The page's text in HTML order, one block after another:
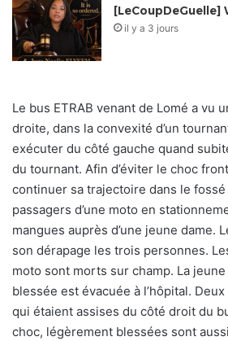
[LeCoupDeGuelle]
il y a 3 jours
Le bus ETRAB venant de Lomé a vu
droite, dans la convexité d’un
exécuter du côté gauche quand
du tournant. Afin d’éviter le choc
continuer sa trajectoire dans le
passagers d’une moto en
mangues auprès d’une jeune dame.
son dérapage les trois personnes.
moto sont morts sur champ. La
blessée est évacuée à l’hôpital.
qui étaient assises du côté droit du
choc, légèrement blessées sont